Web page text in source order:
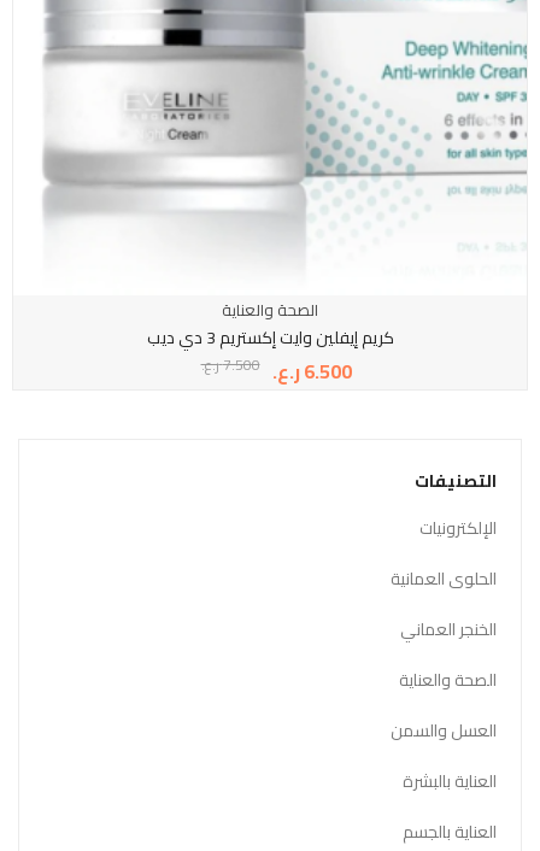
التصنيفات
الإلكترونيات
الحلوى العمانية
الخنجر العماني
الصحة والعناية
العسل والسمن
العناية بالبشرة
العناية بالجسم
الصحة والعناية
كريم إيفلين وايت إكستريم 3 دي ديب
7.500ر.ع. 6.500ر.ع.